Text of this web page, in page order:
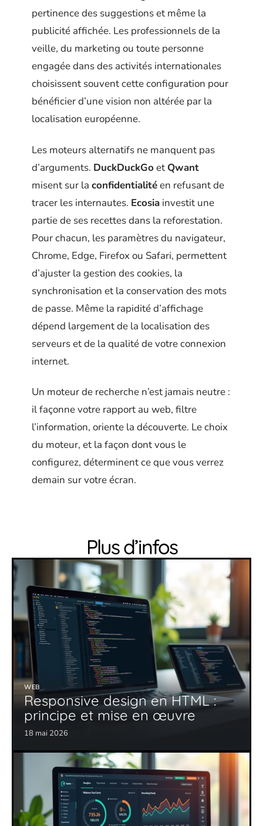
pertinence des suggestions et même la
publicité affichée. Les professionnels de la
veille, du marketing ou toute personne
engagée dans des activités internationales
choisissent souvent cette configuration pour
bénéficier d’une vision non altérée par la
localisation européenne.
Les moteurs alternatifs ne manquent pas
d’arguments. DuckDuckGo et Qwant
misent sur la confidentialitéen refusant de
tracer les internautes. Ecosia investit une
partie de ses recettes dans la reforestation.
Pour chacun, les paramètres du navigateur,
Chrome, Edge, Firefox ou Safari, permettent
d’ajuster la gestion des cookies, la
synchronisation et la conservation des mots
de passe. Même la rapidité d’affichage
dépend largement de la localisation des
serveurs et de la qualité de votre connexion
internet.
Un moteur de recherche n’est jamais neutre :
il façonne votre rapport au web, filtre
l’information, oriente la découverte. Le choix
du moteur, et la façon dont vous le
configurez, déterminent ce que vous verrez
demain sur votre écran.
Plus d’infos
WEB
Responsive design en HTML :
principe et mise en œuvre
18 mai 2026